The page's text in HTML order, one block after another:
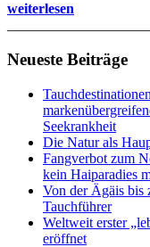
weiterlesen
Neueste Beiträge
Seekrankheit
Die Natur als
Fangverbot zum
kein Haiparadies
Von der Ägäis bis
Tauchführer
Weltweit erster
eröffnet